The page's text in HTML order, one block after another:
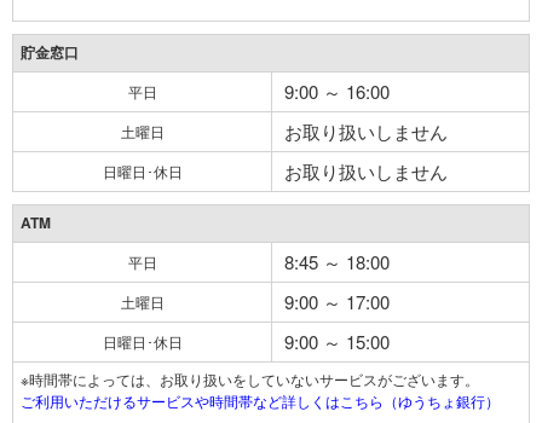
貯金窓口
平日 9:00 ～ 16:00
土曜日 お取り扱いしません
日曜日･休日 お取り扱いしません
ATM
平日 8:45 ～ 18:00
土曜日 9:00 ～ 17:00
日曜日･休日 9:00 ～ 15:00
※時間帯によっては、お取り扱いをしていないサービスがございます。
ご利用いただけるサービスや時間帯など詳しくはこちら（ゆうちょ銀行）